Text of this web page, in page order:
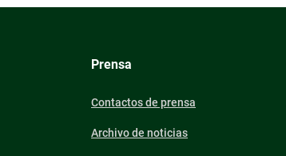
Prensa
Contactos de prensa
Archivo de noticias